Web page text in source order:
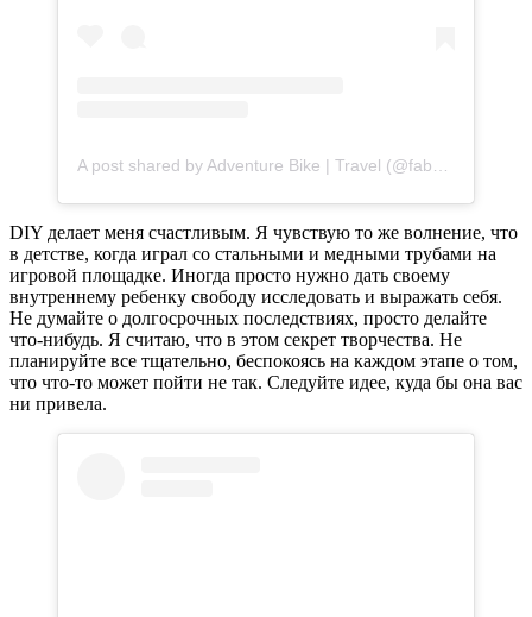
A post shared by Adventure Bike | Travel (@fabulousalive)
DIY делает меня счастливым. Я чувствую то же волнение, что
в детстве, когда играл со стальными и медными трубами на
игровой площадке. Иногда просто нужно дать своему
внутреннему ребенку свободу исследовать и выражать себя.
Не думайте о долгосрочных последствиях, просто делайте
что-нибудь. Я считаю, что в этом секрет творчества. Не
планируйте все тщательно, беспокоясь на каждом этапе о том,
что что-то может пойти не так. Следуйте идее, куда бы она вас
ни привела.